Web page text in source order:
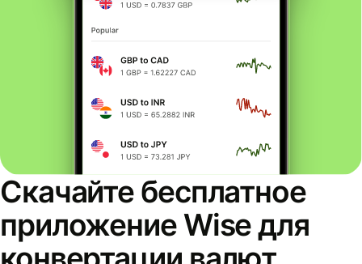
Скачайте бесплатное
приложение Wise для